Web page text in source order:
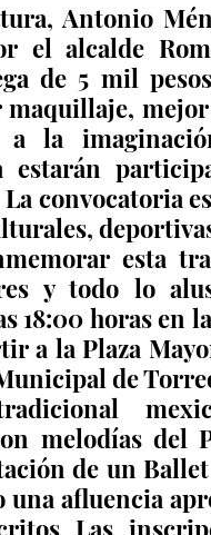
Antonio
el alcalde
de 5 mil
la
convocatoria
esta
y todo lo
18:00 horas en
a la Plaza
de
melodías del
de un
afluencia
Las